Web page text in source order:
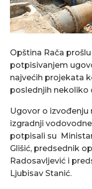
Opština Rača
potpisivanjem
najvećih projekata
poslednjih nekoliko
Ugovor o izvođenju
izgradnji
potpisali su
Glišić, predsednik
Radosavljević i
Ljubisav Stanić.